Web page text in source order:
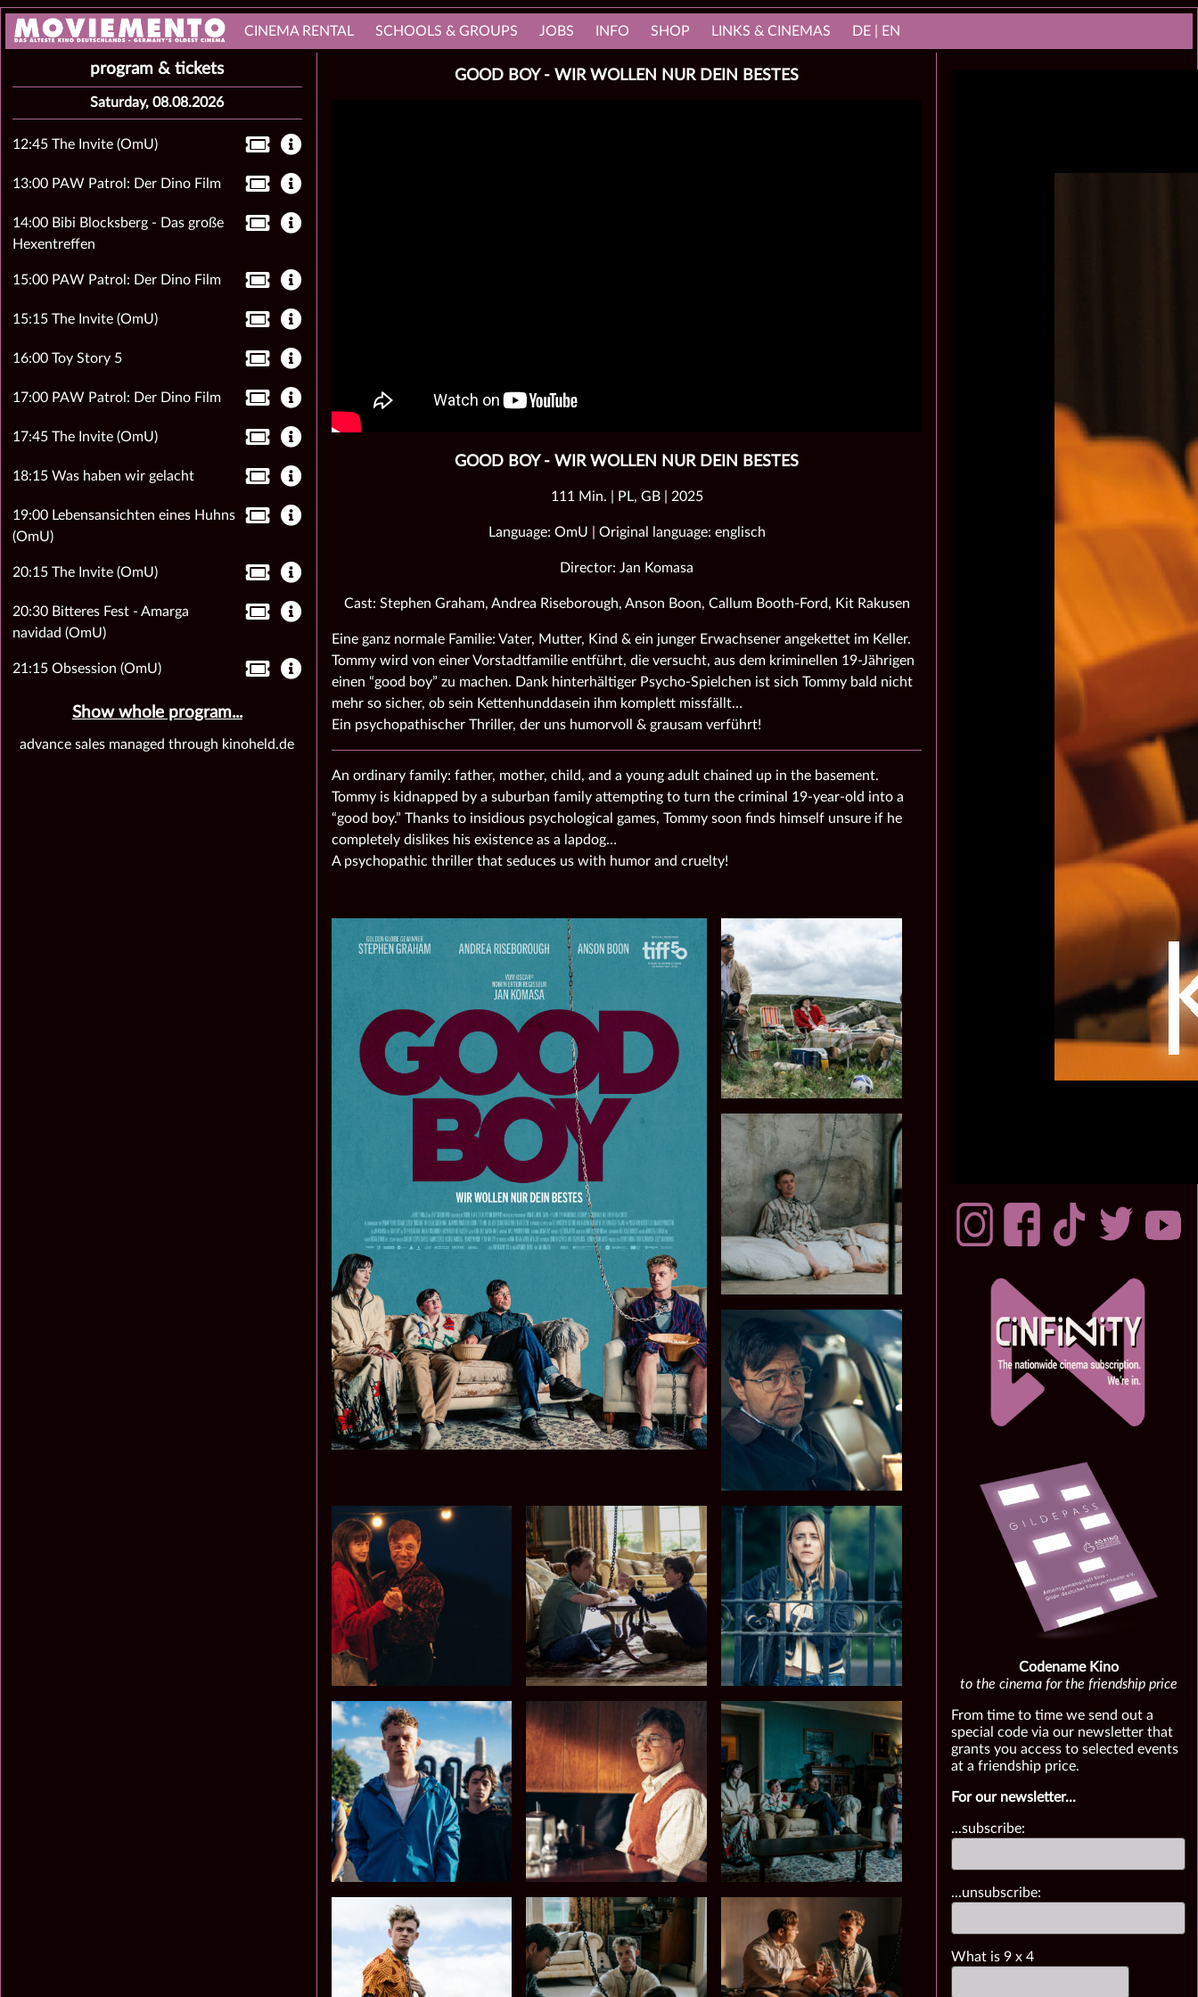
CINEMA RENTAL SCHOOLS & GROUPS JOBS INFO SHOP LINKS & CINEMAS DE | EN
GOOD BOY - WIR WOLLEN NUR DEIN BESTES
GOOD BOY - WIR WOLLEN NUR DEIN BESTES
111 Min. | PL, GB | 2025
Language: OmU | Original language: englisch
Director: Jan Komasa
Cast: Stephen Graham, Andrea Riseborough, Anson Boon, Callum Booth-Ford, Kit Rakusen
Eine ganz normale Familie: Vater, Mutter, Kind & ein junger Erwachsener angekettet im Keller.
Tommy wird von einer Vorstadtfamilie entführt, die versucht, aus dem kriminellen 19-Jährigen
einen “good boy” zu machen. Dank hinterhältiger Psycho-Spielchen ist sich Tommy bald nicht
mehr so sicher, ob sein Kettenhunddasein ihm komplett missfällt…
Ein psychopathischer Thriller, der uns humorvoll & grausam verführt!
An ordinary family: father, mother, child, and a young adult chained up in the basement.
Tommy is kidnapped by a suburban family attempting to turn the criminal 19-year-old into a
“good boy.” Thanks to insidious psychological games, Tommy soon finds himself unsure if he
completely dislikes his existence as a lapdog…
A psychopathic thriller that seduces us with humor and cruelty!
program & tickets
Saturday, 08.08.2026
12:45 The Invite (OmU)
13:00 PAW Patrol: Der Dino Film
14:00 Bibi Blocksberg - Das große
Hexentreffen
15:00 PAW Patrol: Der Dino Film
15:15 The Invite (OmU)
16:00 Toy Story 5
17:00 PAW Patrol: Der Dino Film
17:45 The Invite (OmU)
18:15 Was haben wir gelacht
19:00 Lebensansichten eines Huhns
(OmU)
20:15 The Invite (OmU)
20:30 Bitteres Fest - Amarga
navidad (OmU)
21:15 Obsession (OmU)
Show whole program...
advance sales managed through kinoheld.de
Codename Kino
to the cinema for the friendship price
From time to time we send out a
special code via our newsletter that
grants you access to selected events
at a friendship price.
For our newsletter...
...subscribe:
...unsubscribe:
What is9 x 4